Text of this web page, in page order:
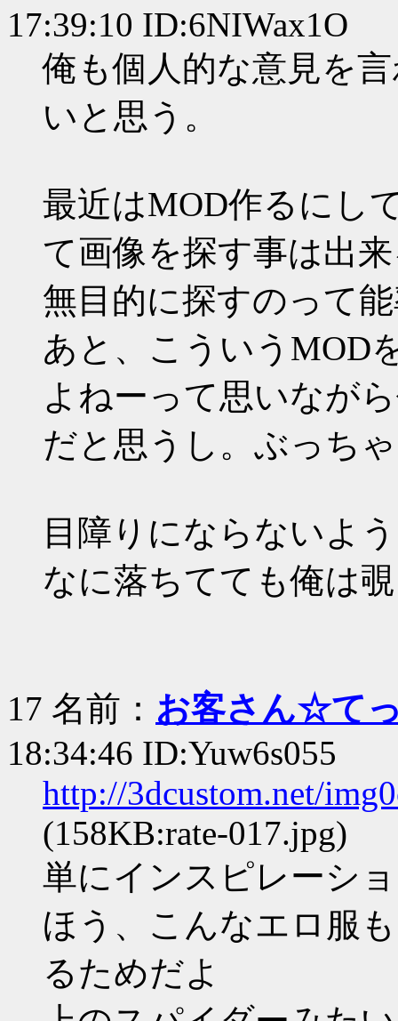
17:39:10 ID:6NIWax1O
俺も個人的な意見を
いと思う。
最近はMOD作るにし
て画像を探す事は出
無目的に探すのって
あと、こういうMOD
よねーって思いなが
だと思うし。ぶっち
目障りにならないよ
なに落ちてても俺は
17 名前： お客さん☆て
18:34:46 ID:Yuw6s055
http://3dcustom.net/
(158KB:rate-017.jpg)
単にインスピレーシ
ほう、こんなエロ服
るためだよ